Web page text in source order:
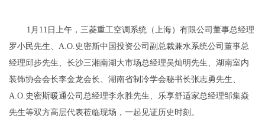
1月11日上午，三菱重工空调系统（上海）有限公司董事总经理
罗小民先生、A.O.史密斯中国投资公司副总裁兼水系统公司董事总
经理邱步先生、长沙三湘南湖大市场总经理吴灿明先生、湖南室内
装饰协会会长李金龙会长、湖南省制冷学会秘书长张志勇先生、
A.O.史密斯暖通公司总经理李永胜先生、乐享舒适家总经理邹集焱
先生等双方高层代表莅临现场，一起见证历史时刻。